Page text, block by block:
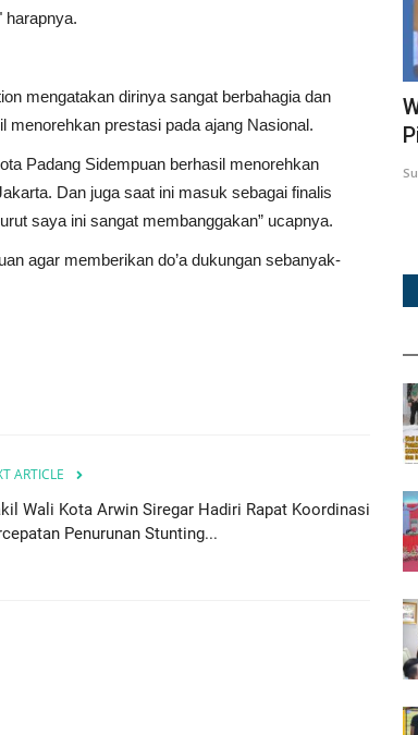
harapnya.
mengatakan dirinya sangat berbahagia dan
menorehkan prestasi pada ajang Nasional.
Padang Sidempuan berhasil menorehkan
Dan juga saat ini masuk sebagai finalis
saya ini sangat membanggakan” ucapnya.
agar memberikan do’a dukungan sebanyak-
ARTICLE
Wali Kota Arwin Siregar Hadiri Rapat Koordinasi
Penurunan Stunting...
Wali Kota Buka Turnamen Bola Voli
Piala Wali Kota Padangsidimpuan...
Surji Aug 5, 2026 20